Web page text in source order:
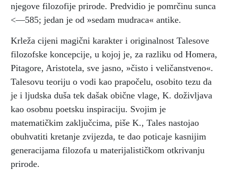
njegove filozofije prirode. Predvidio je pomrčinu sunca
<—585; jedan je od »sedam mudraca« antike.
Krleža cijeni magični karakter i originalnost Talesove
filozofske koncepcije, u kojoj je, za razliku od Homera,
Pitagore, Aristotela, sve jasno, »čisto i veličanstveno«.
Talesovu teoriju o vodi kao prapočelu, osobito tezu da
je i ljudska duša tek dašak obične vlage, K. doživljava
kao osobnu poetsku inspiraciju. Svojim je
matematičkim zaključcima, piše K., Tales nastojao
obuhvatiti kretanje zvijezda, te dao poticaje kasnijim
generacijama filozofa u materijalističkom otkrivanju
prirode.